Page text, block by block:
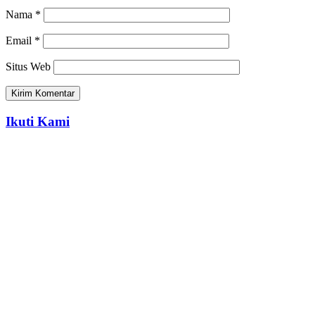
Nama *
Email *
Situs Web
Ikuti Kami